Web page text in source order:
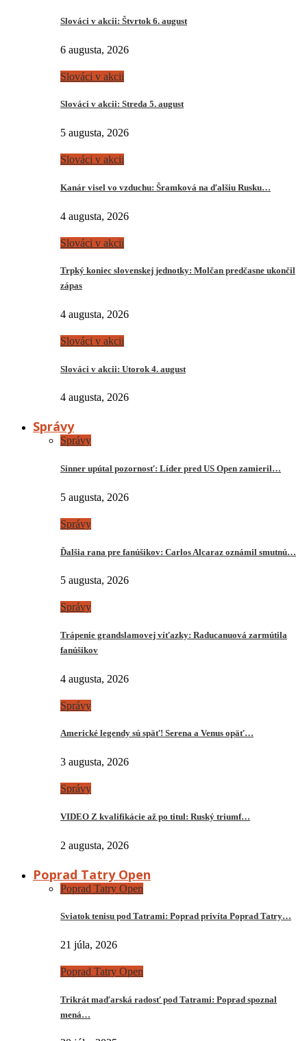
Slováci v akcii: Štvrtok 6. august
6 augusta, 2026
Slováci v akcii
Slováci v akcii: Streda 5. august
5 augusta, 2026
Slováci v akcii
Kanár visel vo vzduchu: Šramková na ďalšiu Rusku…
4 augusta, 2026
Slováci v akcii
Trpký koniec slovenskej jednotky: Molčan predčasne ukončil
zápas
4 augusta, 2026
Slováci v akcii
Slováci v akcii: Utorok 4. august
4 augusta, 2026
Správy
Správy
Sinner upútal pozornosť: Líder pred US Open zamieril…
5 augusta, 2026
Správy
Ďalšia rana pre fanúšikov: Carlos Alcaraz oznámil smutnú…
5 augusta, 2026
Správy
Trápenie grandslamovej víťazky: Raducanuová zarmútila
fanúšikov
4 augusta, 2026
Správy
Americké legendy sú späť! Serena a Venus opäť…
3 augusta, 2026
Správy
VIDEO Z kvalifikácie až po titul: Ruský triumf…
2 augusta, 2026
Poprad Tatry Open
Poprad Tatry Open
Sviatok tenisu pod Tatrami: Poprad privíta Poprad Tatry…
21 júla, 2026
Poprad Tatry Open
Trikrát maďarská radosť pod Tatrami: Poprad spoznal
mená…